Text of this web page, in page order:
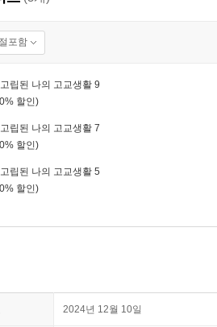
포함
립된 나의 고교생활 9
할인)
립된 나의 고교생활 7
할인)
립된 나의 고교생활 5
할인)
2024년 12월 10일